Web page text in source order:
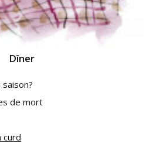
Dîner
de mort
curd